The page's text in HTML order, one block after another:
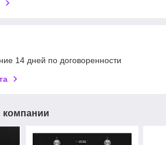
14 дней по договоренности